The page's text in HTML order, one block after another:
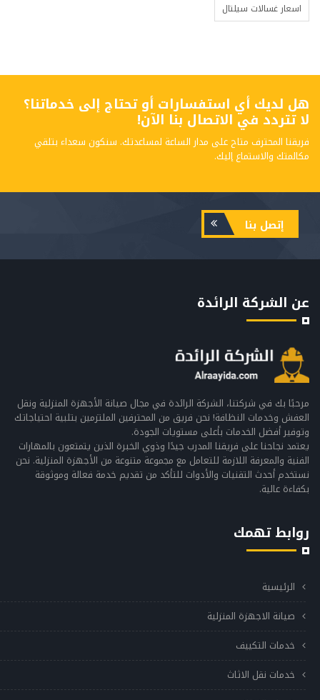
اسعار غسالات سيلتال
هل لديك أي استفسارات أو تحتاج إلى خدماتنا؟
لا تتردد في الاتصال بنا الآن!
فريقنا المحترف متاح على مدار الساعة لمساعدتك. سنكون سعداء بتلقي
مكالمتك والاستماع إليك.
إتصل بنا
عن الشركة الرائدة
مرحبًا بك في شركتنا، الشركة الرائدة في مجال صيانة الأجهزة المنزلية ونقل
العفش وخدمات النظافة! نحن فريق من المحترفين الملتزمين بتلبية احتياجاتك
وتوفير أفضل الخدمات بأعلى مستويات الجودة.
يعتمد نجاحنا على فريقنا المدرب جيدًا وذوي الخبرة الذين يتمتعون بالمهارات
الفنية والمعرفة اللازمة للتعامل مع مجموعة متنوعة من الأجهزة المنزلية. نحن
نستخدم أحدث التقنيات والأدوات للتأكد من تقديم خدمة فعالة وموثوقة
بكفاءة عالية.
روابط تهمك
الرئيسية
صيانة الاجهزة المنزلية
خدمات التكييف
خدمات نقل الاثاث